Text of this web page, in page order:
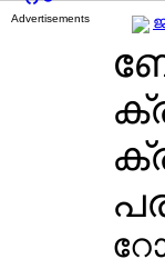
Advertisements